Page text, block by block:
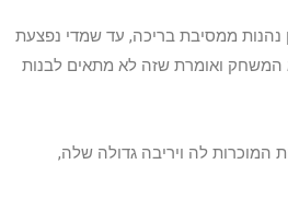
נהנות ממסיבת בריכה, עד שמדי נפצעת
ואומרת שזה לא מתאים לבנות
לה ויריבה גדולה שלה,